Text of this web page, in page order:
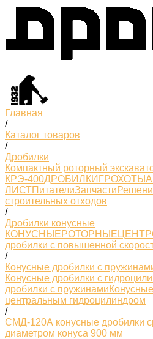
Главная
/
Каталог товаров
/
Дробилки
Компактный роторный
КРЭ-400ДРОБИЛКИ ГРОХОТЫ
ЛИСТПитателиЗапчасти
строительных отходов
/
Дробилки конусные
КОНУСНЫЕРОТОРНЫЕ
дробилки с повышенной
/
Конусные дробилки с
Конусные дробилки с
дробилки с пружинами
центральным гидроцилиндром
/
СМД-120А конусные дробилки
диаметром конуса 900 мм